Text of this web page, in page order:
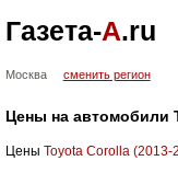
Газета-А.ru
Москва сменить регион
Цены на автомобили
Цены Toyota Corolla (2013-